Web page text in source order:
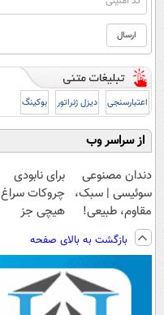
اعتبارسنجی دیزل ژنراتور بوکینگ
از سراسر وب
دندان مصنوعی
سوئیسی | سبک،
مقاوم، طبیعی!
ویزیت
رایگان+پرداخت
اقساطی😍
برای نابودی
چروکات سراغ
هیچی جز
نرو(تخفیف40%)
بازگشت به بالای صفحه